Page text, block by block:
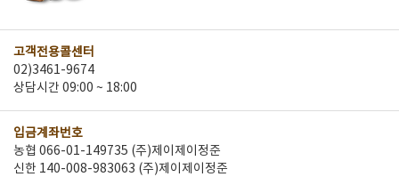
고객전용콜센터
02)3461-9674
상담시간 09:00 ~ 18:00
입금계좌번호
농협 066-01-149735 (주)제이제이정준
신한 140-008-983063 (주)제이제이정준